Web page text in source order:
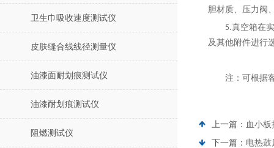
卫生巾吸收速度测试仪
皮肤缝合线线径测量仪
油漆面耐划痕测试仪
油漆耐划痕测试仪
阻燃测试仪
胆材质、压力阀
5.真空箱在
及其他附件进行
注：可根据
上一篇： 血小
下一篇： 电热鼓